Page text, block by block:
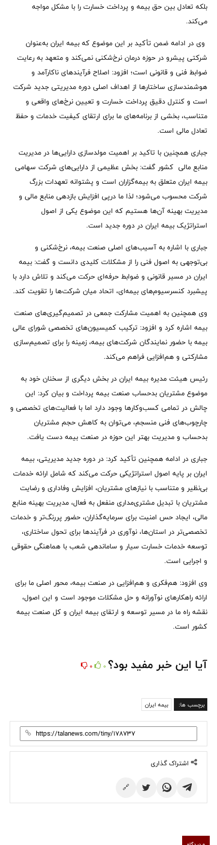
بلکه تعادل بین حق بیمه و پرداخت خسارت را با مشکل مواجه
می‌کند.
وی در ادامه ضمن تأکید بر این موضوع که بیمه ایران به‌عنوان
شرکتی پیشرو در حوزه درمان نرخ‌شکنی نمی‌کند و متعهد به رعایت
ضوابط فنی و قانونی است؛ افزود: اصلاح فرآیندهای ناکارآمد و
هوشمندسازی ساختارها از اهداف اصلی دوره مدیریتی جدید شرکت
است و کنترل دقیق پرداخت خسارت و تعیین نرخ‌های واقعی و
متناسب، بخشی از برنامه‌های ما برای ارتقای کیفیت خدمات و حفظ
تعادل مالی است.
جباری همچنین با تاکید بر اهمیت مولدسازی دارایی‌ها در مدیریت
منابع مالی کشور گفت: بخش عظیمی از دارایی‌های شرکت سهامی
بیمه ایران متعلق به بیمه‌گزاران است و پشتوانه تعهدات بزرگ
شرکت محسوب می‌شود؛ لذا ما درپی افزایش بازدهی منابع مالی و
مدیریت بهینه آن‌ها هستیم که این موضوع یکی از اصول
استراتژیک بیمه ایران در دوره جدید است.
جباری با اشاره به آسیب‌های اصلی صنعت بیمه، نرخ‌شکنی و
بی‌توجهی به اصول فنی را از مشکلات کلیدی دانست و گفت: بیمه
ایران در مسیر قانونی و ضوابط حرفه‌ای حرکت می‌کند و تلاش دارد با
پیشبرد کنسرسیوم‌های بیمه‌ای، اتحاد میان شرکت‌ها را تقویت کند.
وی همچنین به اهمیت مشارکت جمعی در تصمیم‌گیری‌های صنعت
بیمه اشاره کرد و افزود: ترکیب کمیسیون‌های تخصصی شورای عالی
بیمه با حضور نمایندگان شرکت‌های بیمه، زمینه را برای تصمیم‌سازی
مشارکتی و هم‌افزایی فراهم می‌کند.
رئیس هیئت مدیره بیمه ایران در بخش دیگری از سخنان خود به
موضوع مشتریان بدحساب صنعت بیمه پرداخت و بیان کرد: این
چالش در تمامی کسب‌وکارها وجود دارد اما با فعالیت‌های تخصصی و
چارچوب‌های فنی منسجم، می‌توان به کاهش حجم مشتریان
بدحساب و مدیریت بهتر این حوزه در صنعت بیمه دست یافت.
جباری در ادامه همچنین تأکید کرد: در دوره جدید مدیریتی، بیمه
ایران بر پایه اصول استراتژیکی حرکت می‌کند که شامل ارائه خدمات
بی‌نظیر و متناسب با نیازهای مشتریان، افزایش وفاداری و رضایت
مشتریان با تبدیل مشتری‌مداری منفعل به فعال، مدیریت بهینه منابع
مالی، ایجاد حس امنیت برای سرمایه‌گذاران، حضور پررنگ‌تر و خدمات
تخصصی‌تر در استان‌ها، نوآوری در فرآیندها برای تحول ساختاری،
توسعه خدمات خسارت سیار و ساماندهی شعب با هماهنگی حقوقی
و اجرایی است.
وی افزود: هم‌فکری و هم‌افزایی در صنعت بیمه، محور اصلی ما برای
ارائه راهکارهای نوآورانه و حل مشکلات موجود است و این اصول،
نقشه راه ما در مسیر توسعه و ارتقای بیمه ایران و کل صنعت بیمه
کشور است.
آیا این خبر مفید بود؟ 0
0
برچسب ها: بیمه ایران
اشتراک گذاری
🔗